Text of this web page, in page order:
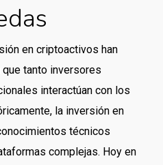
en criptoactivos han
tanto inversores
interactúan con los
la inversión en
técnicos
complejas. Hoy en